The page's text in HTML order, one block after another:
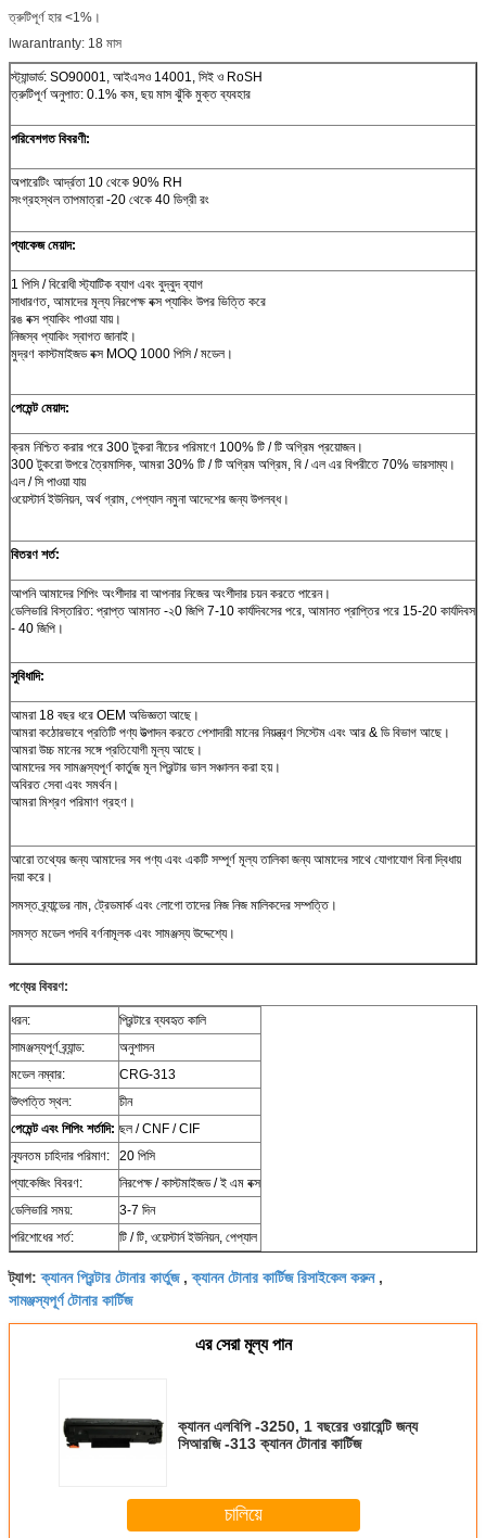
ত্রুটিপূর্ণ হার <1%।
lwarantranty: 18 মাস
স্ট্যান্ডার্ড: SO90001, আইএসও 14001, সিই ও RoSH
ত্রুটিপূর্ণ অনুপাত: 0.1% কম, ছয় মাস ঝুঁকি মুক্ত ব্যবহার
পরিবেশগত বিবরণী:
অপারেটিং আর্দ্রতা 10 থেকে 90% RH
সংগ্রহস্থল তাপমাত্রা -20 থেকে 40 ডিগ্রী রং
প্যাকেজ মেয়াদ:
1 পিসি / বিরোধী স্ট্যাটিক ব্যাগ এবং বুদ্বুদ ব্যাগ
সাধারণত, আমাদের মূল্য নিরপেক্ষ বক্স প্যাকিং উপর ভিত্তি করে
রঙ বক্স প্যাকিং পাওয়া যায়।
নিজস্ব প্যাকিং স্বাগত জানাই।
মুদ্রণ কাস্টমাইজড বক্স MOQ 1000 পিসি / মডেল।
পেমেন্ট মেয়াদ:
ক্রম নিশ্চিত করার পরে 300 টুকরা নীচের পরিমাণে 100% টি / টি অগ্রিম প্রয়োজন।
300 টুকরো উপরে ত্রৈমাসিক, আমরা 30% টি / টি অগ্রিম অগ্রিম, বি / এল এর বিপরীতে 70% ভারসাম্য।
এল / সি পাওয়া যায়
ওয়েস্টার্ন ইউনিয়ন, অর্থ গ্রাম, পেপ্যাল ​​নমুনা আদেশের জন্য উপলব্ধ।
বিতরণ শর্ত:
আপনি আমাদের শিপিং অংশীদার বা আপনার নিজের অংশীদার চয়ন করতে পারেন।
ডেলিভারি বিস্তারিত: প্রাপ্ত আমানত -২0 জিপি 7-10 কার্যদিবসের পরে, আমানত প্রাপ্তির পরে 15-20 কার্যদিবস
- 40 জিপি।
সুবিধাদি:
আমরা 18 বছর ধরে OEM অভিজ্ঞতা আছে।
আমরা কঠোরভাবে প্রতিটি পণ্য উত্পাদন করতে পেশাদারী মানের নিয়ন্ত্রণ সিস্টেম এবং আর & ডি বিভাগ আছে।
আমরা উচ্চ মানের সঙ্গে প্রতিযোগী মূল্য আছে।
আমাদের সব সামঞ্জস্যপূর্ণ কার্তুজ মূল প্রিন্টার ভাল সঞ্চালন করা হয়।
অবিরত সেবা এবং সমর্থন।
আমরা মিশ্রণ পরিমাণ গ্রহণ।
আরো তথ্যের জন্য আমাদের সব পণ্য এবং একটি সম্পূর্ণ মূল্য তালিকা জন্য আমাদের সাথে যোগাযোগ বিনা দ্বিধায়
দয়া করে।
সমস্ত ব্র্যান্ডের নাম, ট্রেডমার্ক এবং লোগো তাদের নিজ নিজ মালিকদের সম্পত্তি।
সমস্ত মডেল পদবি বর্ণনামূলক এবং সামঞ্জস্য উদ্দেশ্যে।
পণ্যের বিবরণ:
ধরন:
প্রিন্টারে ব্যবহৃত কালি
সামঞ্জস্যপূর্ণ ব্র্যান্ড:
অনুশাসন
মডেল নম্বার:
CRG-313
উৎপত্তি স্থল:
চীন
পেমেন্ট এবং শিপিং শর্তাদি: ছল / CNF / CIF
ন্যূনতম চাহিদার পরিমাণ:
20 পিসি
প্যাকেজিং বিবরণ:
নিরপেক্ষ / কাস্টমাইজড / ই এম বক্স
ডেলিভারি সময়:
3-7 দিন
পরিশোধের শর্ত:
টি / টি, ওয়েস্টার্ন ইউনিয়ন, পেপ্যাল
ট্যাগ:ক্যানন প্রিন্টার টোনার কার্তুজ,ক্যানন টোনার কার্টিজ রিসাইকেল করুন,
সামঞ্জস্যপূর্ণ টোনার কার্টিজ
এর সেরা মূল্য পান
ক্যানন এলবিপি -3250, 1 বছরের ওয়ারেন্টি জন্য
সিআরজি -313 ক্যানন টোনার কার্টিজ
চালিয়ে